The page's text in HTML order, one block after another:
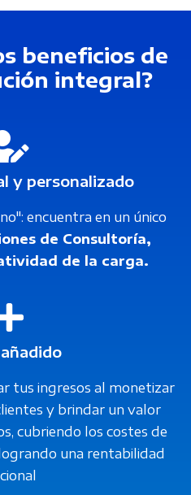
beneficios de
integral?
y personalizado
encuentra en un único
de Consultoría,
de la carga.
tus ingresos al monetizar
y brindar un valor
cubriendo los costes de
una rentabilidad